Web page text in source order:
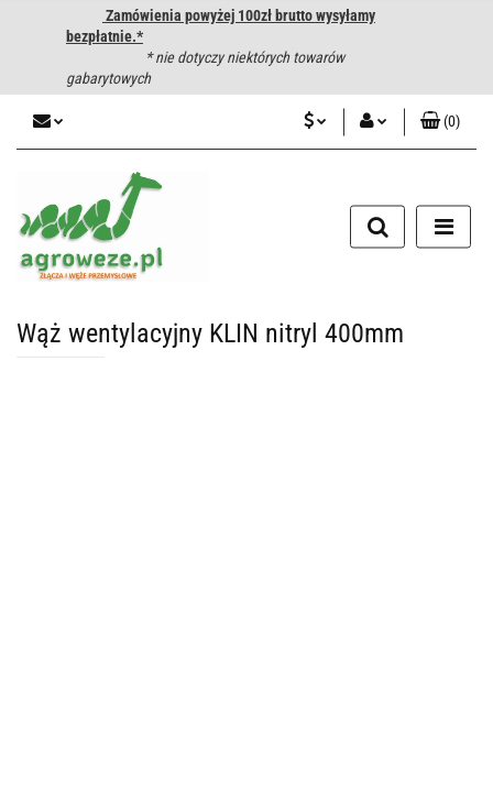
Zamówienia powyżej 100zł brutto wysyłamy
bezpłatnie.*
* nie dotyczy niektórych towarów
gabarytowych
Zarejestruj się
Dodaj zgłoszenie
(0)
Wąż wentylacyjny KLIN nitryl 400mm